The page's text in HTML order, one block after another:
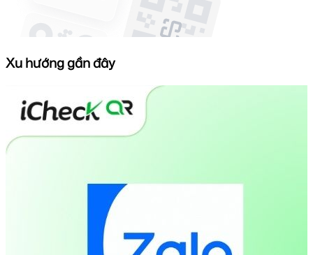
Xu hướng gần đây